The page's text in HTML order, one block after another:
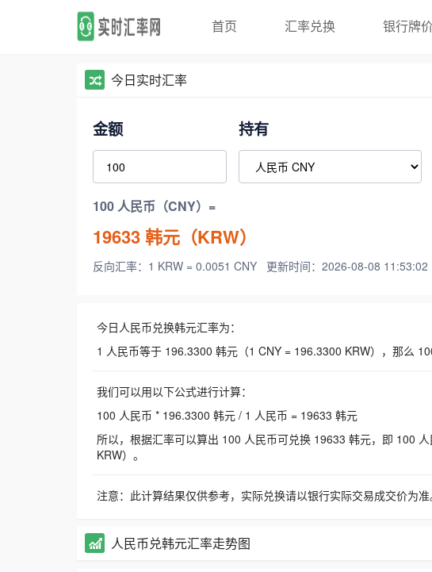
首页 汇率兑换 银行牌
今日实时汇率
金额 持有
100 人民币（CNY）=
19633韩元（KRW）
反向汇率：1 KRW = 0.0051 CNY 更新时间：2026-08-08 11:53:02
今日人民币兑换韩元汇率为：
1 人民币等于 196.3300 韩元（1 CNY = 196.3300 KRW），那么
我们可以用以下公式进行计算：
100 人民币 * 196.3300 韩元 / 1 人民币 = 19633 韩元
所以，根据汇率可以算出 100 人民币可兑换 19633 韩元，即 100
KRW）。
注意：此计算结果仅供参考，实际兑换请以银行实际交易成交价为准
人民币兑韩元汇率走势图